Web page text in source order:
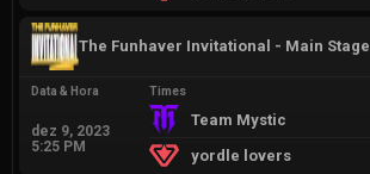
The Funhaver Invitational - Main Stage
Data & Hora
dez 9, 2023
5:25 PM
Times
Team Mystic
yordle lovers